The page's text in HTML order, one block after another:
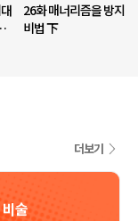
26화 매너리즘을 방지
비법 下
더보기
술